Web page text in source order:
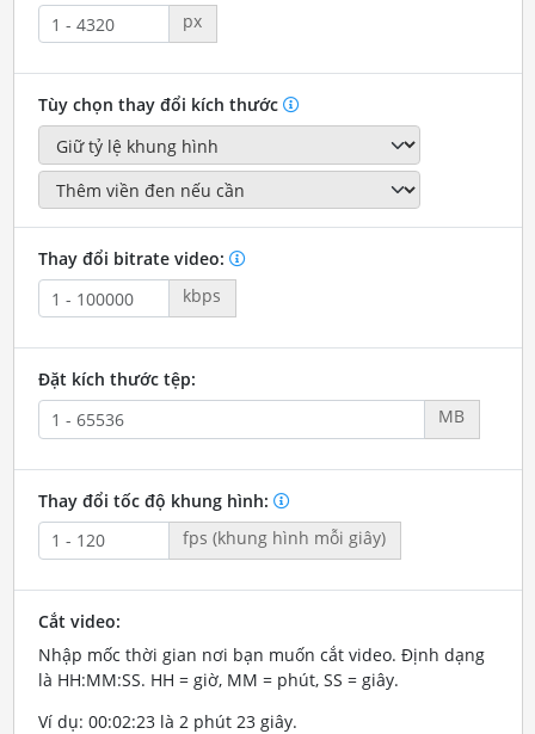
px
Tùy chọn thay đổi kích thước
Thay đổi bitrate video:
kbps
Đặt kích thước tệp:
MB
Thay đổi tốc độ khung hình:
fps (khung hình mỗi giây)
Cắt video:
Nhập mốc thời gian nơi bạn muốn cắt video. Định dạng
là HH:MM:SS. HH = giờ, MM = phút, SS = giây.
Ví dụ: 00:02:23 là 2 phút 23 giây.